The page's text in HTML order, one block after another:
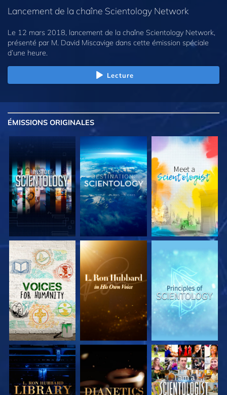
Lancement de la chaîne Scientology Network
Le 12 mars 2018, lancement de la chaîne Scientology Network,
présenté par M. David Miscavige dans cette émission spéciale
d’une heure.
Lecture
ÉMISSIONS ORIGINALES
DÉCOUVRIR LES
SÉRIES
DÉCOUVRIR LES
SÉRIES
DÉCOUVRIR LES
SÉRIES
DÉCOUVRIR LES
SÉRIES
DÉCOUVRIR LES
SÉRIES
REGARDER